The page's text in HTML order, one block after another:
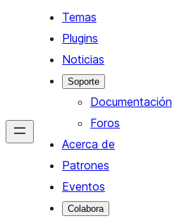
Temas
Plugins
Noticias
Soporte
Documentación
Foros
Acerca de
Patrones
Eventos
Colabora